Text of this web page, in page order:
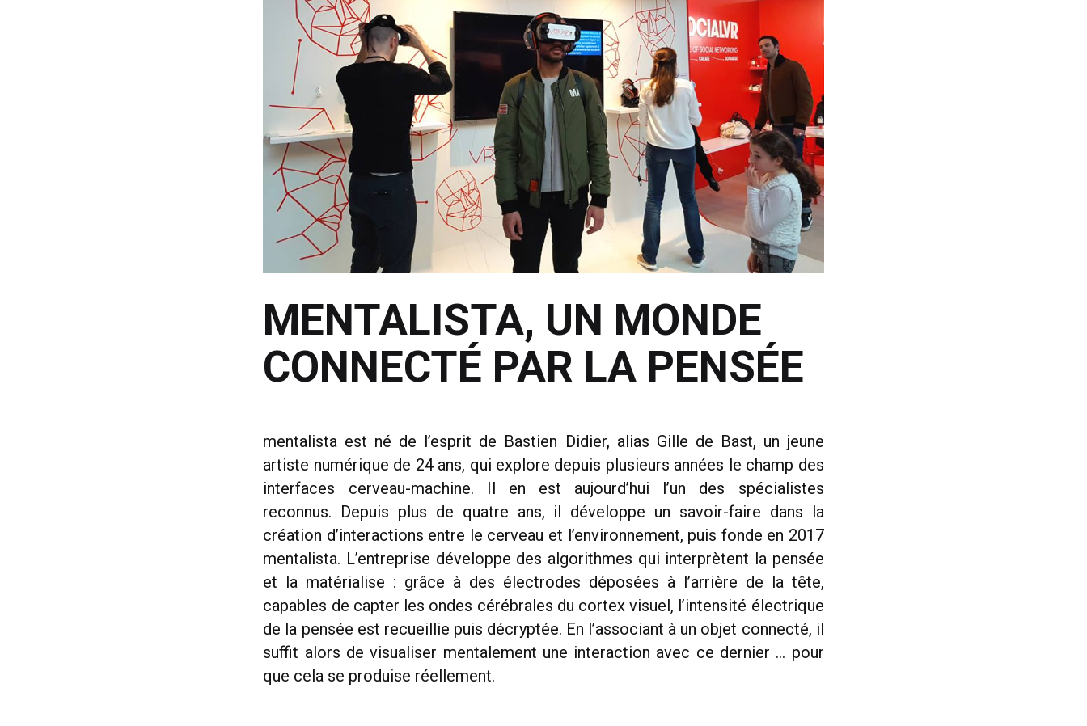
MENTALISTA, UN MONDE
CONNECTÉ PAR LA PENSÉE
mentalista est né de l’esprit de Bastien Didier, alias Gille de Bast, un jeune
artiste numérique de 24 ans, qui explore depuis plusieurs années le champ des
interfaces cerveau-machine. Il en est aujourd’hui l’un des spécialistes
reconnus. Depuis plus de quatre ans, il développe un savoir-faire dans la
création d’interactions entre le cerveau et l’environnement, puis fonde en 2017
mentalista. L’entreprise développe des algorithmes qui interprètent la pensée
et la matérialise : grâce à des électrodes déposées à l’arrière de la tête,
capables de capter les ondes cérébrales du cortex visuel, l’intensité électrique
de la pensée est recueillie puis décryptée. En l’associant à un objet connecté, il
suffit alors de visualiser mentalement une interaction avec ce dernier … pour
que cela se produise réellement.